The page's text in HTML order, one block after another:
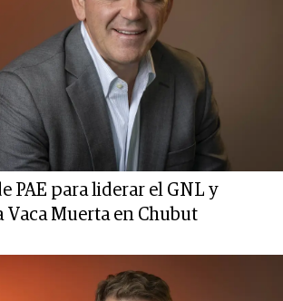
PAE para liderar el GNL y
Muerta en Chubut